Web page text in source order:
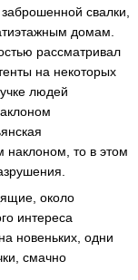
свалки,
домам.
рассматривал
на некоторых
людей
наклоном, то в этом
около
интереса
новеньких, одни
смачно